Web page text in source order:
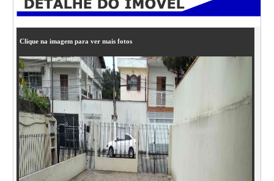
Clique na imagem para ver mais fotos